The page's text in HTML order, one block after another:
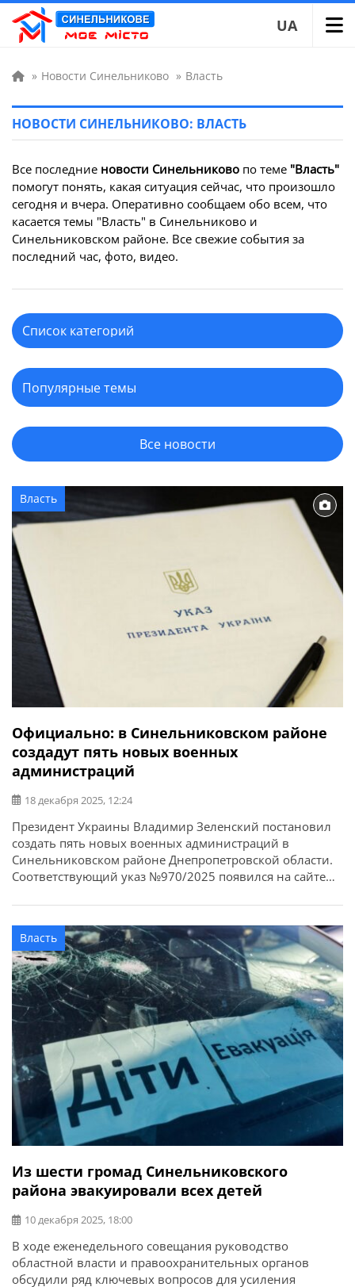
UA
» Новости Синельниково » Власть
НОВОСТИ СИНЕЛЬНИКОВО: ВЛАСТЬ
Все последние новости Синельниково по теме "Власть"
помогут понять, какая ситуация сейчас, что произошло
сегодня и вчера. Оперативно сообщаем обо всем, что
касается темы "Власть" в Синельниково и
Синельниковском районе. Все свежие события за
последний час, фото, видео.
Все новости
Власть
Официально: в Синельниковском районе
создадут пять новых военных
администраций
18 декабря 2025, 12:24
Президент Украины Владимир Зеленский постановил
создать пять новых военных администраций в
Синельниковском районе Днепропетровской области.
Соответствующий указ №970/2025 появился на сайте
Синельниковском районе будут созданы:
«Генеральному штабу Вооруженных Сил Украины,
Днепропетровской областной государственной
администрации осуществить в соответствии с Законом
Украины «О правовом режиме военного положения»
мероприятия, связанные с […]
Власть
Из шести громад Синельниковского
района эвакуировали всех детей
10 декабря 2025, 18:00
В ходе еженедельного совещания руководство
областной власти и правоохранительных органов
обсудили ряд ключевых вопросов для усиления